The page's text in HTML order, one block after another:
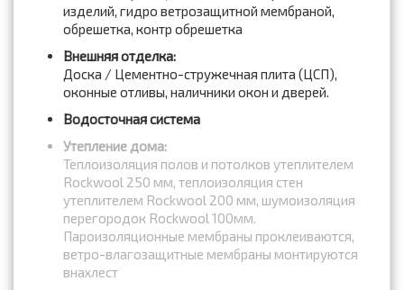
изделий, гидро ветрозащитной мембраной,
обрешетка, контр обрешетка
Внешняя отделка:
Доска / Цементно-стружечная плита (ЦСП),
оконные отливы, наличники окон и дверей.
Водосточная система
Утепление дома:
Теплоизоляция полов и потолков утеплителем
Rockwool 250 мм, теплоизоляция стен
утеплителем Rockwool 200 мм, шумоизоляция
перегородок Rockwool 100мм.
Пароизоляционные мембраны проклеиваются,
ветро-влагозащитные мембраны монтируются
внахлест